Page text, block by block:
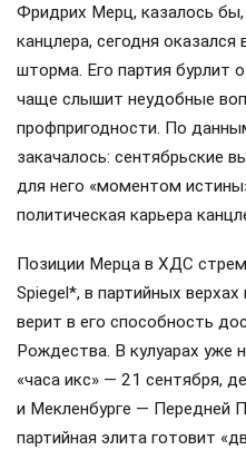
Фридрих Мерц, казалось
канцлера, сегодня оказался
шторма. Его партия бурлит
чаще слышит неудобные
профпригодности. По
закачалось: сентябрьские
для него «моментом
политическая карьера
Позиции Мерца в ХДС
Spiegel*, в партийных
верит в его способность
Рождества. В кулуарах уже
«часа икс» — 21 сентября,
и Мекленбурге — Передней
партийная элита готовит